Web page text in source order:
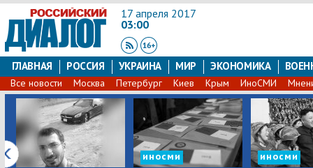
17 апреля 2017
03:00
ГЛАВНАЯ РОССИЯ УКРАИНА МИР ЭКОНОМИКА
Все новости Москва Петербург Киев Крым ИноСМИ
иносми
иносми